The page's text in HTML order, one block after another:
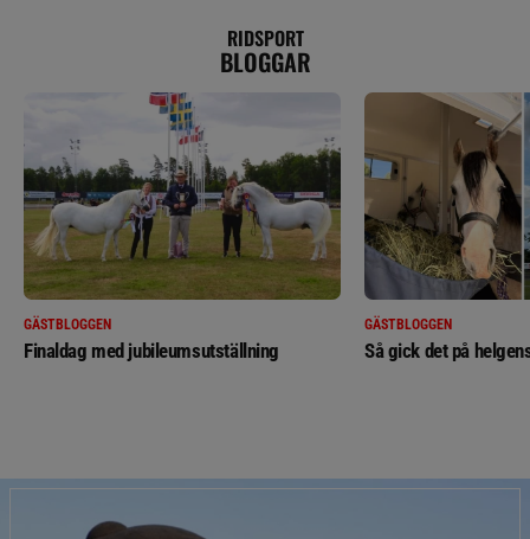
RIDSPORT
BLOGGAR
GÄSTBLOGGEN
Finaldag med jubileumsutställning
GÄSTBLOGGEN
Så gick det på